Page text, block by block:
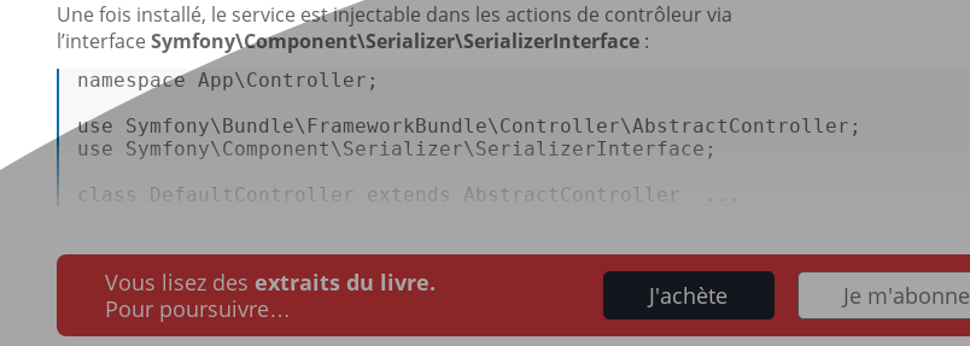
Une fois installé, le service est injectable dans les actions de contrôleur via
l’interface Symfony\Component\Serializer\SerializerInterface :
namespace App\Controller ;
use
Symfony\Bundle\ FrameworkBundle\Controller\AbstractController
use
Symfony\Component\Serializer\SerializerInterface ;
class
DefaultController extends AbstractController
Vous lisez des extraits du livre.
Pour poursuivre…
J'achète Je m'abonne